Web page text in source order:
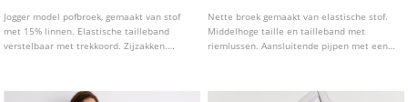
Jogger model pofbroek, gemaakt van stof
met 15% linnen. Elastische tailleband
verstelbaar met trekkoord. Zijzakken.
Nette broek gemaakt van elastische stof.
Middelhoge taille en tailleband met
riemlussen. Aansluitende pijpen met een
kleuren.